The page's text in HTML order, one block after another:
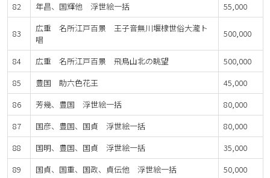
82
年昌、国輝他 浮世絵一括 55,000
83
広重 名所江戸百景 王子音無川堰棣世俗大瀧ト
唱
500,000
84 広重 名所江戸百景 飛鳥山北の眺望
500,000
85
豊国 助六色花王
45,000
86
芳幾、豊国 浮世絵一括
80,000
87
国彦、豊国、国貞 浮世絵一括
80,000
88
国明、豊国、国貞 浮世絵一括
35,000
89
国貞、国重、国政、貞伝他 浮世絵一括
50,000